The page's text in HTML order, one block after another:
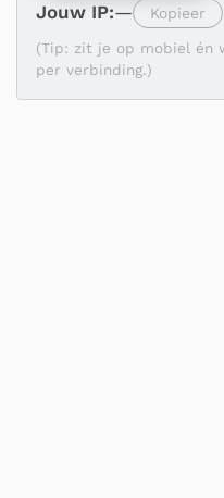
Jouw IP:— Kopieer
(Tip: zit je op mobiel én
per verbinding.)